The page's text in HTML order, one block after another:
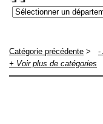
Catégorie précédente > -
Armes / Accessoires
-
- Chiens
- Chiens /
+ Voir plus de catégories